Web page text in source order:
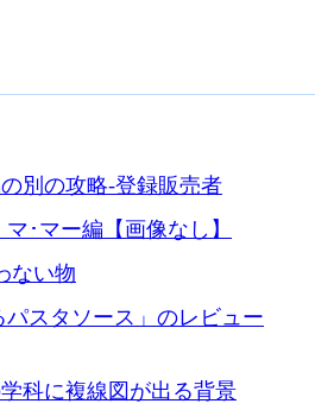
別の攻略‐登録販売者
･マー編【画像なし】
ない物
パスタソース」のレビュー
科に複線図が出る背景